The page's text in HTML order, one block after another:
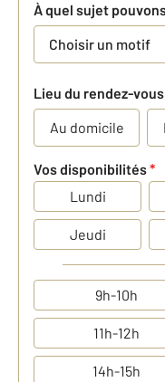
À quel sujet
Choisir un motif
Lieu du rendez-vous
Au domicile
Vos disponibilités*
Lundi
Jeudi
9h-10h
11h-12h
14h-15h